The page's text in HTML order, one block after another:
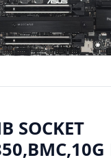
SOCKET